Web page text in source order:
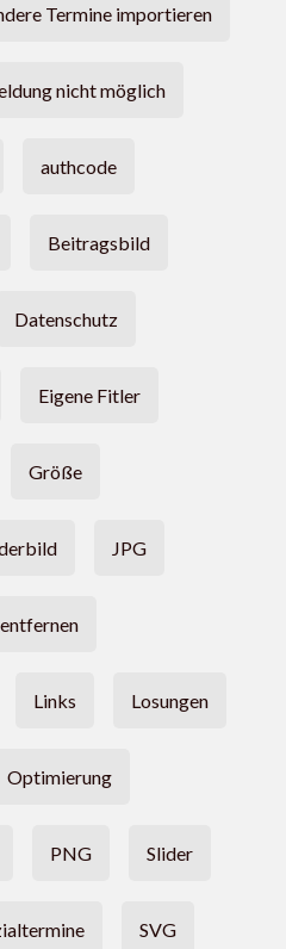
Termine importieren
nicht möglich
authcode
Beitragsbild
Datenschutz
Eigene Fitler
Größe
JPG
Links Losungen
Optimierung
PNG Slider
SVG